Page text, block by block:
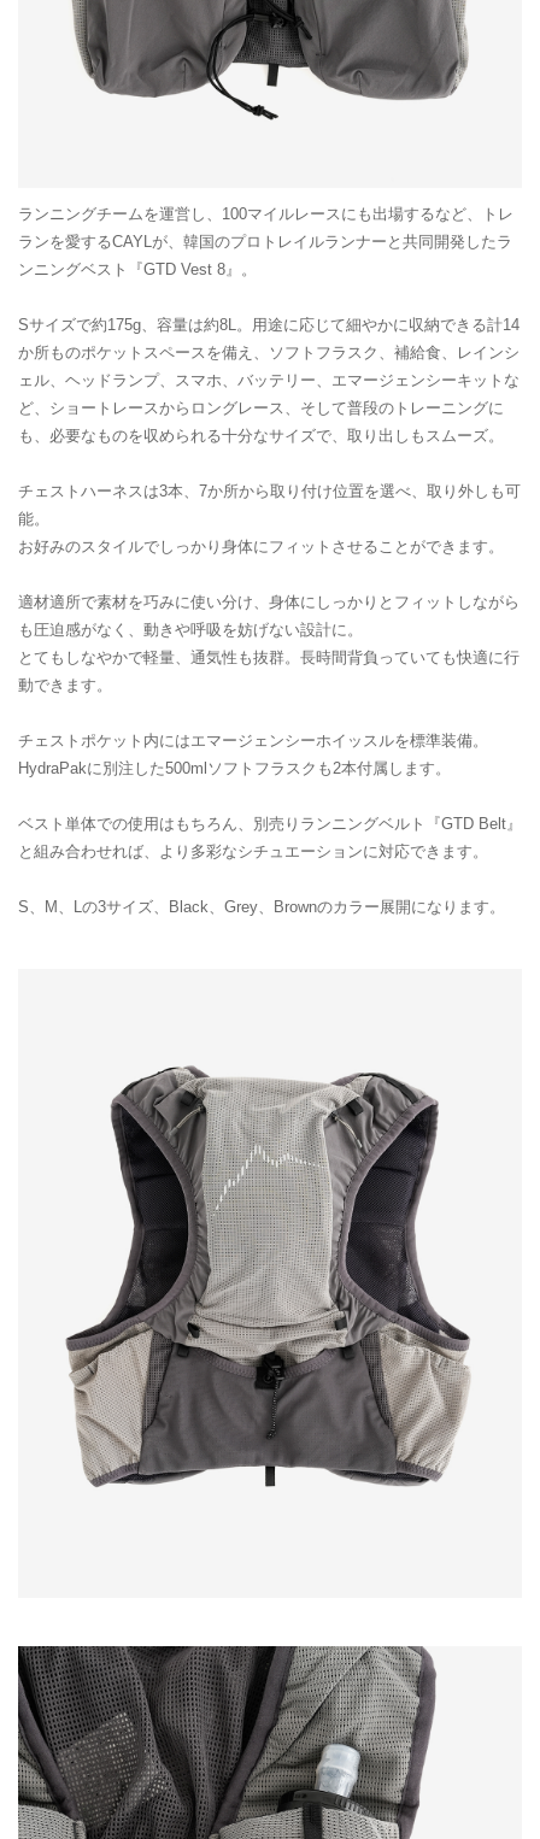
ランニングチームを運営し、100マイルレースにも出場するなど、トレ
ランを愛するCAYLが、韓国のプロトレイルランナーと共同開発したラ
ンニングベスト『GTD Vest 8』。
Sサイズで約175g、容量は約8L。用途に応じて細やかに収納できる計14
か所ものポケットスペースを備え、ソフトフラスク、補給食、レインシ
ェル、ヘッドランプ、スマホ、バッテリー、エマージェンシーキットな
ど、ショートレースからロングレース、そして普段のトレーニングに
も、必要なものを収められる十分なサイズで、取り出しもスムーズ。
チェストハーネスは3本、7か所から取り付け位置を選べ、取り外しも可
能。
お好みのスタイルでしっかり身体にフィットさせることができます。
適材適所で素材を巧みに使い分け、身体にしっかりとフィットしながら
も圧迫感がなく、動きや呼吸を妨げない設計に。
とてもしなやかで軽量、通気性も抜群。長時間背負っていても快適に行
動できます。
チェストポケット内にはエマージェンシーホイッスルを標準装備。
HydraPakに別注した500mlソフトフラスクも2本付属します。
ベスト単体での使用はもちろん、別売りランニングベルト『GTD Belt』
と組み合わせれば、より多彩なシチュエーションに対応できます。
S、M、Lの3サイズ、Black、Grey、Brownのカラー展開になります。